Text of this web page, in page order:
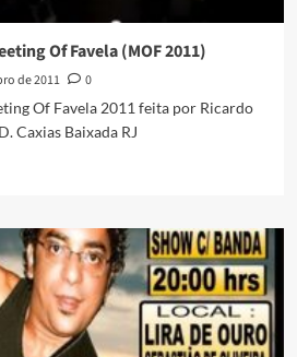
Of Favela (MOF 2011)
de 2011
0
Of Favela 2011 feita por Ricardo
Caxias Baixada RJ